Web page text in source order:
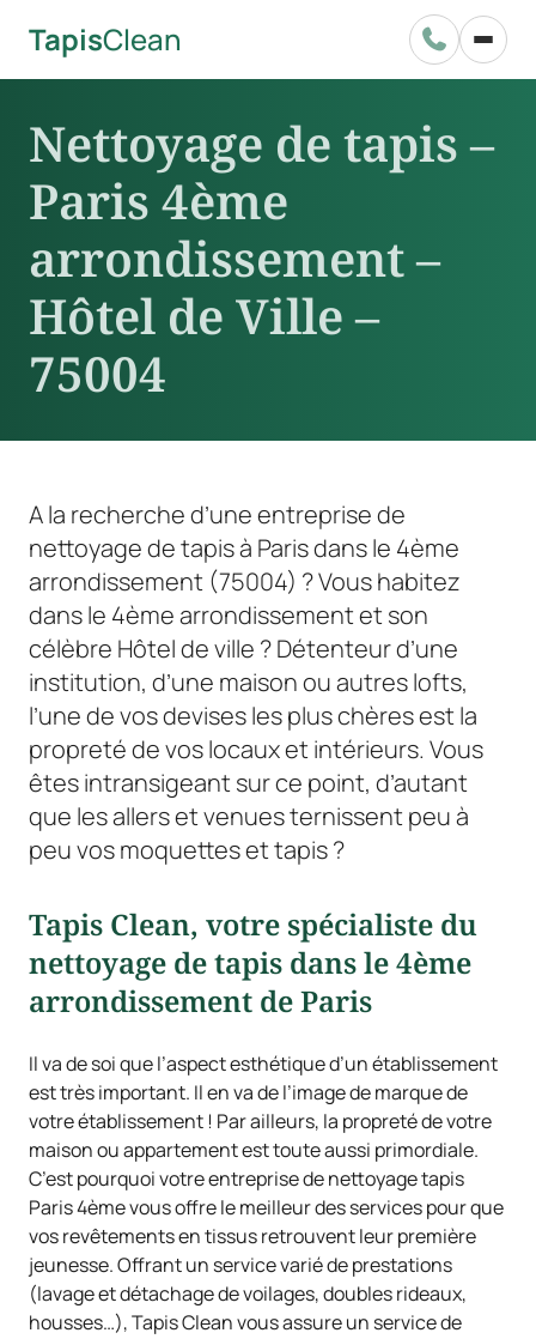
TapisClean 
Nettoyage de tapis –
Paris 4ème
arrondissement –
Hôtel de Ville –
75004
A la recherche d’une entreprise de
nettoyage de tapis à Paris dans le 4ème
arrondissement (75004) ? Vous habitez
dans le 4ème arrondissement et son
célèbre Hôtel de ville ? Détenteur d’une
institution, d’une maison ou autres lofts,
l’une de vos devises les plus chères est la
propreté de vos locaux et intérieurs. Vous
êtes intransigeant sur ce point, d’autant
que les allers et venues ternissent peu à
peu vos moquettes et tapis ?
Tapis Clean, votre spécialiste du
nettoyage de tapis dans le 4ème
arrondissement de Paris
Il va de soi que l’aspect esthétique d’un établissement
est très important. Il en va de l’image de marque de
votre établissement ! Par ailleurs, la propreté de votre
maison ou appartement est toute aussi primordiale.
C’est pourquoi votre entreprise de nettoyage tapis
Paris 4ème vous offre le meilleur des services pour que
vos revêtements en tissus retrouvent leur première
jeunesse. Offrant un service varié de prestations
(lavage et détachage de voilages, doubles rideaux,
housses…), Tapis Clean vous assure un service de